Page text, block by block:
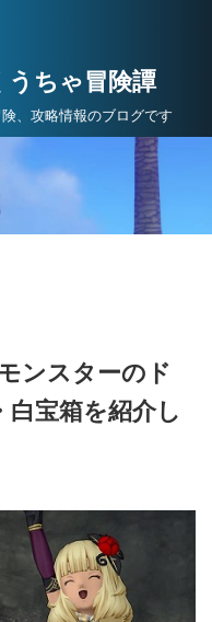
うちゃ冒険譚
、攻略情報のブログです
ンスターのド
白宝箱を紹介し